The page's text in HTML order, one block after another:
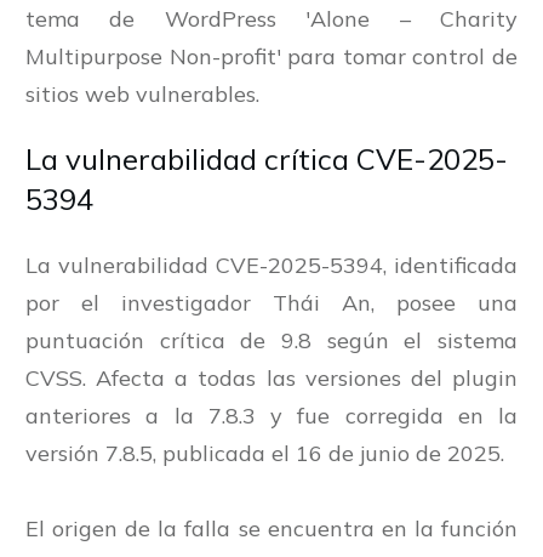
tema de WordPress 'Alone – Charity
Multipurpose Non-profit' para tomar control de
sitios web vulnerables.
La vulnerabilidad crítica CVE-2025-
5394
La vulnerabilidad CVE-2025-5394, identificada
por el investigador Thái An, posee una
puntuación crítica de 9.8 según el sistema
CVSS. Afecta a todas las versiones del plugin
anteriores a la 7.8.3 y fue corregida en la
versión 7.8.5, publicada el 16 de junio de 2025.
El origen de la falla se encuentra en la función